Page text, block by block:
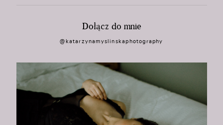
Dołącz do mnie
@katarzynamyslinskaphotography